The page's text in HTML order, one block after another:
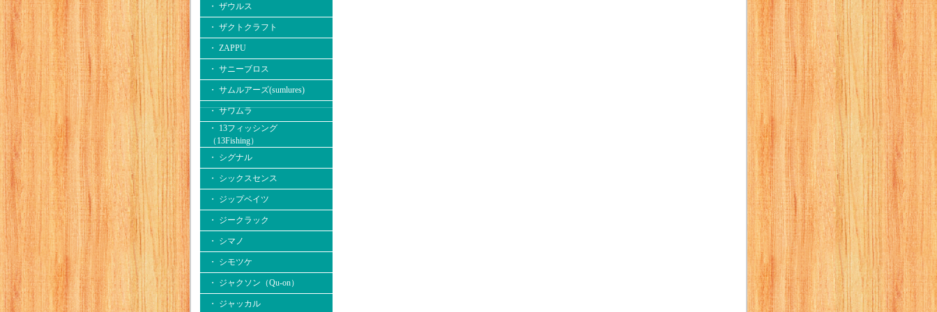
・ ザウルス
・ ザクトクラフト
・ ZAPPU
・ サニーブロス
・ サムルアーズ(sumlures)
・ サワムラ
・ 13フィッシング
（13Fishing）
・ シグナル
・ シックスセンス
・ ジップベイツ
・ ジークラック
・ シマノ
・ シモツケ
・ ジャクソン（Qu-on）
・ ジャッカル